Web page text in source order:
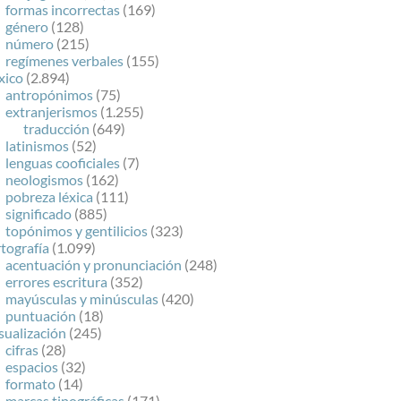
formas incorrectas (169)
género (128)
número (215)
regímenes verbales (155)
(2.894)
antropónimos (75)
extranjerismos (1.255)
traducción (649)
latinismos (52)
lenguas cooficiales (7)
neologismos (162)
pobreza léxica (111)
significado (885)
topónimos y gentilicios (323)
(1.099)
acentuación y pronunciación (248)
errores escritura (352)
mayúsculas y minúsculas (420)
puntuación (18)
(245)
cifras (28)
espacios (32)
formato (14)